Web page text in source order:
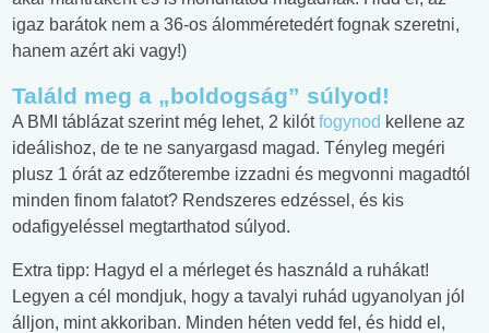
igaz barátok nem a 36-os álomméretedért fognak szeretni,
hanem azért aki vagy!)
Találd meg a „boldogság” súlyod!
A BMI táblázat szerint még lehet, 2 kilótfogynod kellene az
ideálishoz, de te ne sanyargasd magad. Tényleg megéri
plusz 1 órát az edzőterembe izzadni és megvonni magadtól
minden finom falatot? Rendszeres edzéssel, és kis
odafigyeléssel megtarthatod súlyod.
Extra tipp: Hagyd el a mérleget és használd a ruhákat!
Legyen a cél mondjuk, hogy a tavalyi ruhád ugyanolyan jól
álljon, mint akkoriban. Minden héten vedd fel, és hidd el,